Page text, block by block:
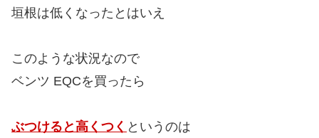
垣根は低くなったとはいえ
このような状況なので
ベンツ EQCを買ったら
ぶつけると高くつく というのは